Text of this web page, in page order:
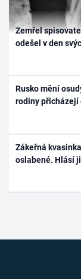
Zemřel
odešel v den
Rusko mění
rodiny přicházejí
Zákeřná
oslabené. Hlásí